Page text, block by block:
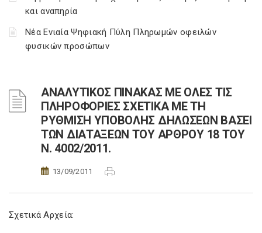
και αναπηρία
Νέα Ενιαία Ψηφιακή Πύλη Πληρωμών οφειλών
φυσικών προσώπων
ΑΝΑΛΥΤΙΚΟΣ ΠΙΝΑΚΑΣ ΜΕ ΟΛΕΣ ΤΙΣ
ΠΛΗΡΟΦΟΡΙΕΣ ΣΧΕΤΙΚΑ ΜΕ ΤΗ
ΡΥΘΜΙΣΗ ΥΠΟΒΟΛΗΣ ΔΗΛΩΣΕΩΝ ΒΑΣΕΙ
ΤΩΝ ΔΙΑΤΑΞΕΩΝ ΤΟΥ ΑΡΘΡΟΥ 18 ΤΟΥ
Ν. 4002/2011.
13/09/2011
Σχετικά Αρχεία: